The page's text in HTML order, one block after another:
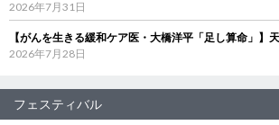
2026年7月31日
【がんを生きる緩和ケア医・大橋洋平「足し算命」】
2026年7月28日
フェスティバル